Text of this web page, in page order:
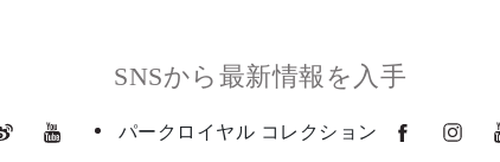
SNSから最新情報を入手
パークロイヤル コレクション